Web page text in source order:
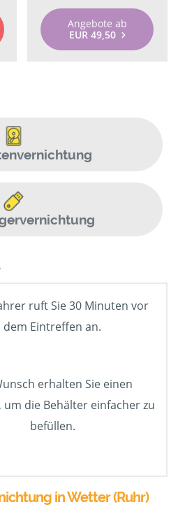
Angebote ab
EUR 49,50
ruft Sie 30 Minuten vor
dem Eintreffen an.
erhalten Sie einen
um die Behälter einfacher zu
befüllen.
in Wetter (Ruhr)